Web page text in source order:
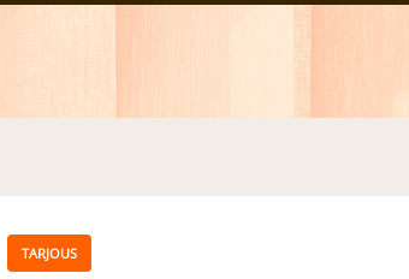
TARJOUS